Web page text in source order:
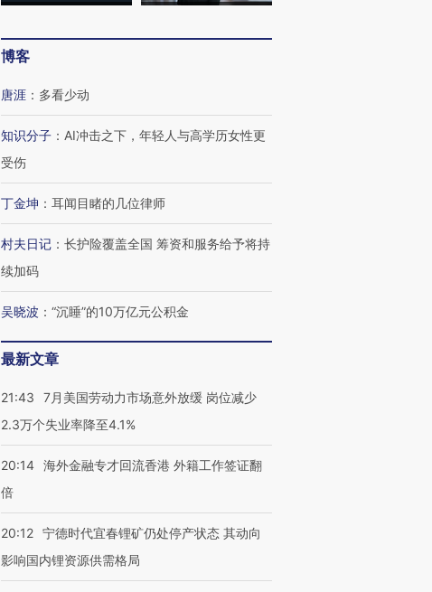
员跨国走私7万
尿检体内含3种
视线｜被称为“蟑螂”的印
视线｜“入侵”还是“人道危
走进第四届链博
有意思的生活方式·第三对
博客
唐涯 ： 多看少动
知识分子 ： AI冲击之下，年轻人与高学历女性更
受伤
丁金坤 ： 耳闻目睹的几位律师
村夫日记 ： 长护险覆盖全国 筹资和服务给予将持
续加码
吴晓波 ： “沉睡”的10万亿元公积金
最新文章
21:43
7月美国劳动力市场意外放缓 岗位减少
2.3万个失业率降至4.1%
20:14 海外金融专才回流香港 外籍工作签证翻
倍
20:12 宁德时代宜春锂矿仍处停产状态 其动向
影响国内锂资源供需格局